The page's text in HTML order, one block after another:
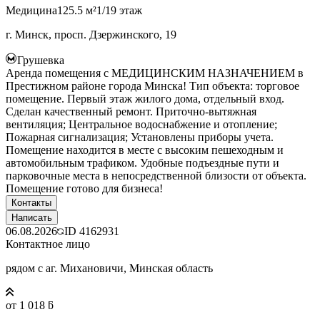
Медицина125.5 м²1/19 этаж
г. Минск, просп. Дзержинского, 19
Грушевка
Аренда помещения с МЕДИЦИНСКИМ НАЗНАЧЕНИЕМ в
Престижном районе города Минска! Тип объекта: торговое
помещение. Первый этаж жилого дома, отдельный вход.
Сделан качественный ремонт. Приточно-вытяжная
вентиляция; Центральное водоснабжение и отопление;
Пожарная сигнализация; Установлены приборы учета.
Помещение находится в месте с высоким пешеходным и
автомобильным трафиком. Удобные подъездные пути и
парковочные места в непосредственной близости от объекта.
Помещение готово для бизнеса!
Контакты
Написать
06.08.2026 ID 4162931
Контактное лицо
рядом с аг. Михановичи, Минская область
от 1 018 ƃ